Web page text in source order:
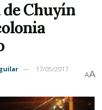
de Chuyín
17/05/2017
AA